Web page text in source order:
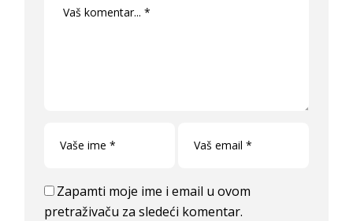
Zapamti moje ime i email u ovom
pretraživaču za sledeći komentar.